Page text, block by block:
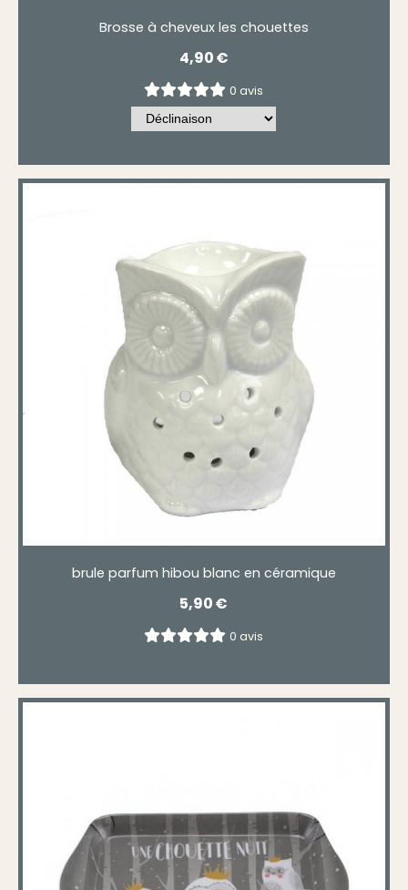
Brosse à cheveux les chouettes
4,90€
0 avis
brule parfum hibou blanc en céramique
5,90€
0 avis